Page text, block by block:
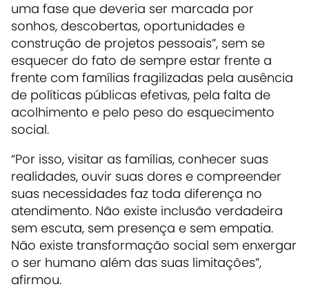
uma fase que deveria ser marcada por
sonhos, descobertas, oportunidades e
construção de projetos pessoais”, sem se
esquecer do fato de sempre estar frente a
frente com famílias fragilizadas pela ausência
de políticas públicas efetivas, pela falta de
acolhimento e pelo peso do esquecimento
social.
“Por isso, visitar as famílias, conhecer suas
realidades, ouvir suas dores e compreender
suas necessidades faz toda diferença no
atendimento. Não existe inclusão verdadeira
sem escuta, sem presença e sem empatia.
Não existe transformação social sem enxergar
o ser humano além das suas limitações”,
afirmou.